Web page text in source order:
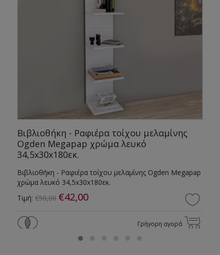
Βιβλιοθήκη - Ραφιέρα τοίχου μελαμίνης
Ogden Megapap χρώμα λευκό
34,5x30x180εκ.
Βιβλιοθήκη - Ραφιέρα τοίχου μελαμίνης Ogden Megapap
χρώμα λευκό 34,5x30x180εκ.
Τιμή: €50,00 €42,00
Γρήγορη αγορά